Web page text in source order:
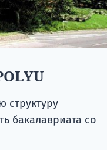
структуру
бакалавриата со